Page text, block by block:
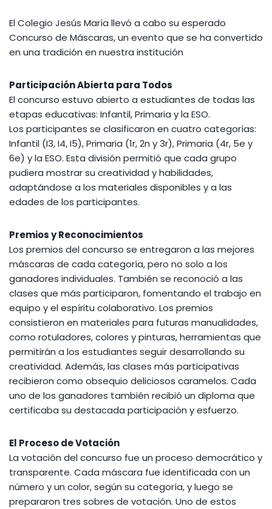
El Colegio Jesús María llevó a cabo su esperado
Concurso de Máscaras, un evento que se ha convertido
en una tradición en nuestra institución
Participación Abierta para Todos
El concurso estuvo abierto a estudiantes de todas las
etapas educativas: Infantil, Primaria y la ESO.
Los participantes se clasificaron en cuatro categorías:
Infantil (I3, I4, I5), Primaria (1r, 2n y 3r), Primaria (4r, 5e y
6e) y la ESO. Esta división permitió que cada grupo
pudiera mostrar su creatividad y habilidades,
adaptándose a los materiales disponibles y a las
edades de los participantes.
Premios y Reconocimientos
Los premios del concurso se entregaron a las mejores
máscaras de cada categoría, pero no solo a los
ganadores individuales. También se reconoció a las
clases que más participaron, fomentando el trabajo en
equipo y el espíritu colaborativo. Los premios
consistieron en materiales para futuras manualidades,
como rotuladores, colores y pinturas, herramientas que
permitirán a los estudiantes seguir desarrollando su
creatividad. Además, las clases más participativas
recibieron como obsequio deliciosos caramelos. Cada
uno de los ganadores también recibió un diploma que
certificaba su destacada participación y esfuerzo.
El Proceso de Votación
La votación del concurso fue un proceso democrático y
transparente. Cada máscara fue identificada con un
número y un color, según su categoría, y luego se
prepararon tres sobres de votación. Uno de estos